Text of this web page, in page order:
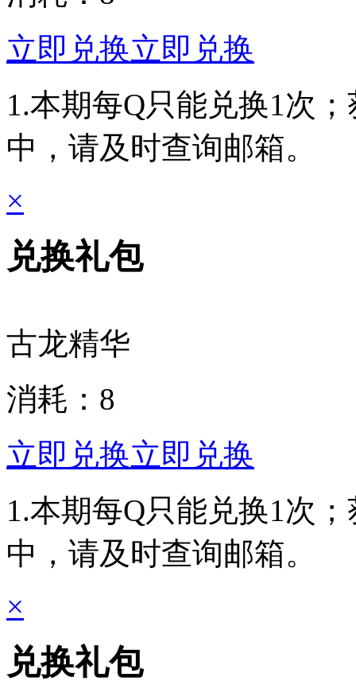
立即兑换立即兑换
1.本期每Q只能兑换1次
中，请及时查询邮箱。
×
兑换礼包
古龙精华
消耗： 8
立即兑换立即兑换
1.本期每Q只能兑换1次
中，请及时查询邮箱。
×
兑换礼包